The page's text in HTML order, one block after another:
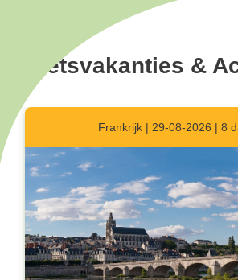
Fietsvakanties &
Frankrijk | 29-08-2026 | 8